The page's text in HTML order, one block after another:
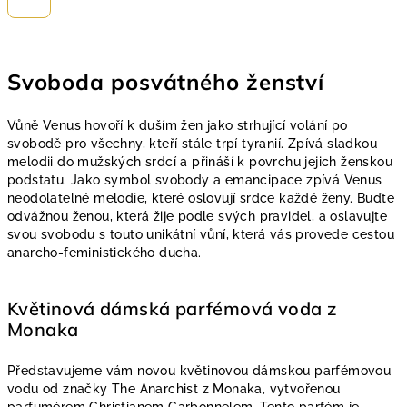
Svoboda posvátného ženství
Vůně Venus hovoří k duším žen jako strhující volání po
svobodě pro všechny, kteří stále trpí tyranií. Zpívá sladkou
melodii do mužských srdcí a přináší k povrchu jejich ženskou
podstatu. Jako symbol svobody a emancipace zpívá Venus
neodolatelné melodie, které oslovují srdce každé ženy. Buďte
odvážnou ženou, která žije podle svých pravidel, a oslavujte
svou svobodu s touto unikátní vůní, která vás provede cestou
anarcho-feministického ducha.
Květinová dámská parfémová voda z
Monaka
Představujeme vám novou květinovou dámskou parfémovou
vodu od značky The Anarchist z Monaka, vytvořenou